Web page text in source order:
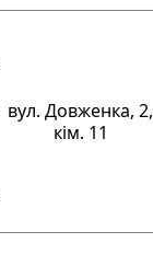
вул. Довженка, 2,
кім. 11